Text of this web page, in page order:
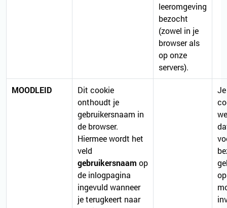
leeromgeving
bezocht
(zowel in je
browser als
op onze
servers).
MOODLEID
Dit cookie
onthoudt je
gebruikersnaam in
de browser.
Hiermee wordt het
veld
gebruikersnaam op
de inlogpagina
ingevuld wanneer
je terugkeert naar